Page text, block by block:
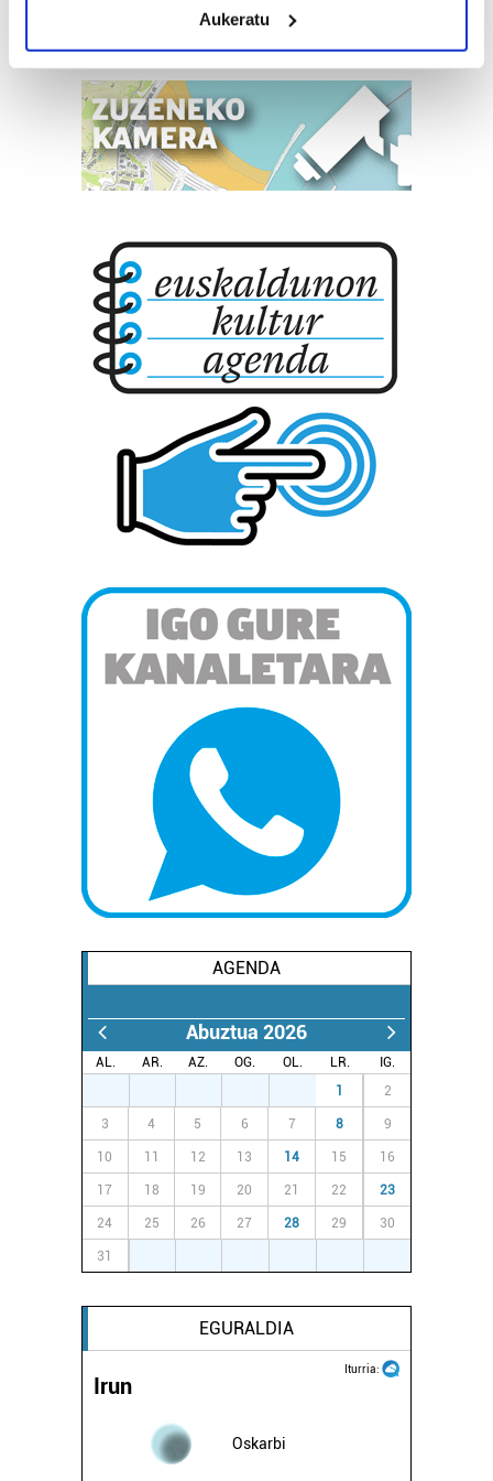
Identify your device by actively scanning it for
specific characteristics (fingerprinting)
Find out more about how your personal data is processed
and set your preferences in the
details section.
Guk eta gure bazkideek zure datu pertsonalak
prozesatzen ditugu, zure IP zenbakia, besteak beste,
pertsonalizatuak eskaintzeko, iragarkiak eta edukia
neurtzeko, jendeari buruzko informazioa biltzeko eta
produktuak garatzeko. Zure datuak nork eta zertarako
erabiltzen dituen hauta dezakezu.
Bazkide batzuek ez dizute baimenik eskatzen, eta beren
interes komertzial legitimoetan babesten dira. Ikusi gure
bazkideen zerrenda, beren ustez zein helburutarako
duten interes legitimoa eta horren aurka nola egin
dezakezun ikusteko.
Lortu zure datu pertsonalak prozesatzeko moduari
zure baimena Cookieen adierazpenean.
Webgune honek cookie propioak eta hirugarrenen cookie-
fitxategiak erabiltzen ditu. Zure esperientzia eta
zerbitzuak hobetzeko asmoz, cookie teknologiaz
baliatzen gara. Ohar hau onartuz gero, teknologia hori
erabiltzeko baimen esplizitua ematen diguzu.
Aukeratu
AGENDA
Abuztua 2026
AL. AR. AZ. OG. OL. LR.
IG.
1 2
3 4 5 6 7 8 9
10 11 12 13 14 15 16
17 18 19 20 21 22 23
24 25 26 27 28 29 30
31
EGURALDIA
Iturria:
Irun
Oskarbi